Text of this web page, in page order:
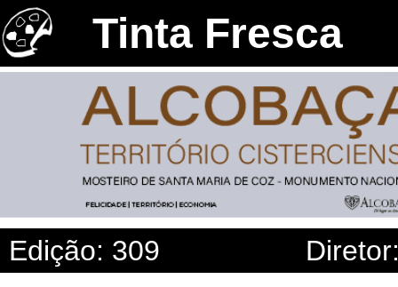
Tinta Fresca
Edição: 309